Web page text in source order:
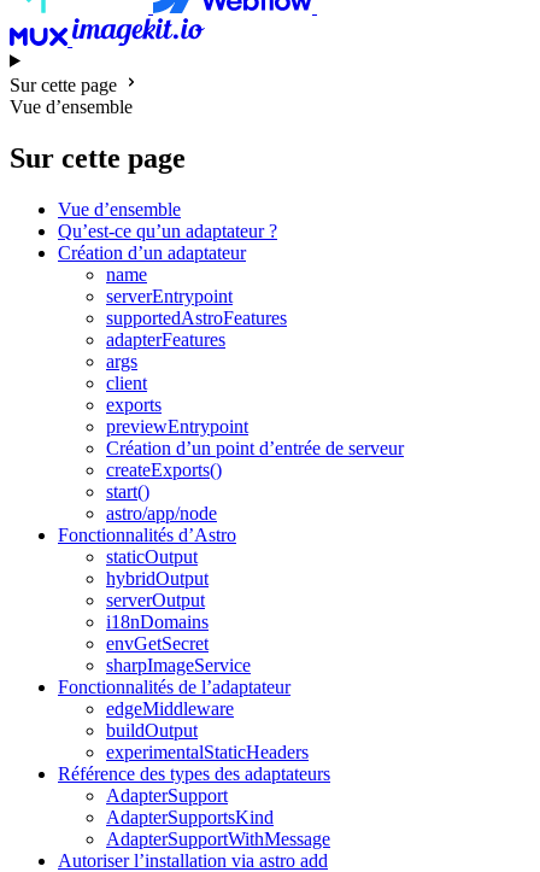
Sur cette page
Vue d’ensemble
Sur cette page
Vue d’ensemble
Qu’est-ce qu’un adaptateur ?
Création d’un adaptateur
name
serverEntrypoint
supportedAstroFeatures
adapterFeatures
args
client
exports
previewEntrypoint
Création d’un point d’entrée de serveur
createExports()
start()
astro/app/node
Fonctionnalités d’Astro
staticOutput
hybridOutput
serverOutput
i18nDomains
envGetSecret
sharpImageService
Fonctionnalités de l’adaptateur
edgeMiddleware
buildOutput
experimentalStaticHeaders
Référence des types des adaptateurs
AdapterSupport
AdapterSupportsKind
AdapterSupportWithMessage
Autoriser l’installation via astro add